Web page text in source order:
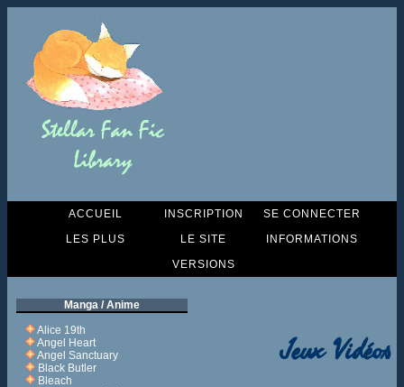
ACCUEIL INSCRIPTION
SE CONNECTER
LES PLUS
LE SITE
INFORMATIONS
VERSIONS
Manga / Anime
Alice 19th
Angel Heart
Angel Sanctuary
Black Butler
Bleach
Jeux Vidéos